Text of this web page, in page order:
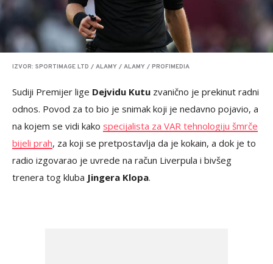
IZVOR: SPORTIMAGE LTD / ALAMY / ALAMY / PROFIMEDIA
Sudiji Premijer lige Dejvidu Kutu zvanično je prekinut radni
odnos. Povod za to bio je snimak koji je nedavno pojavio, a
na kojem se vidi kako specijalista za VAR tehnologiju šmrče
bijeli prah, za koji se pretpostavlja da je kokain, a dok je to
radio izgovarao je uvrede na račun Liverpula i bivšeg
trenera tog kluba Jingera Klopa.